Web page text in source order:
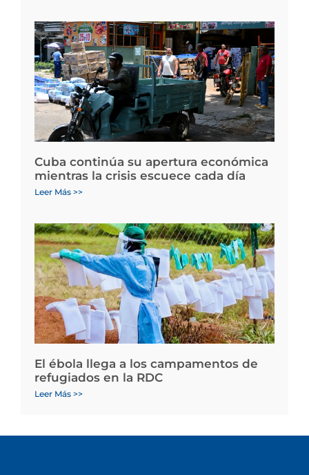
Cuba continúa su apertura económica
mientras la crisis escuece cada día
Leer Más >>
El ébola llega a los campamentos de
refugiados en la RDC
Leer Más >>